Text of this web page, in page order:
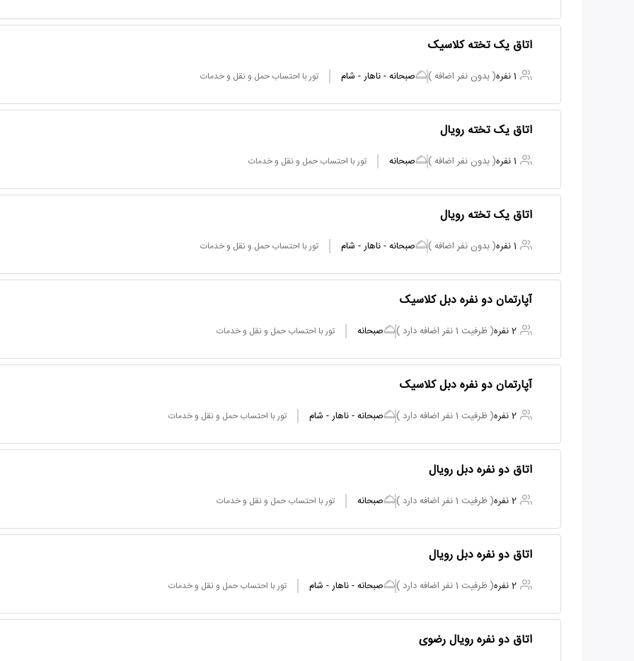
اتاق یک تخته کلاسیک
1 نفره ( بدون نفر اضافه ) صبحانه - ناهار - شام تور با احتساب حمل و نقل و خدمات
اتاق یک تخته رویال
1 نفره ( بدون نفر اضافه ) صبحانه تور با احتساب حمل و نقل و خدمات
اتاق یک تخته رویال
1 نفره ( بدون نفر اضافه ) صبحانه - ناهار - شام تور با احتساب حمل و نقل و خدمات
آپارتمان دو نفره دبل کلاسیک
2 نفره ( ظرفیت 1 نفر اضافه دارد ) صبحانه تور با احتساب حمل و نقل و خدمات
آپارتمان دو نفره دبل کلاسیک
2 نفره ( ظرفیت 1 نفر اضافه دارد ) صبحانه - ناهار - شام تور با احتساب حمل و نقل و خدمات
اتاق دو نفره دبل رویال
2 نفره ( ظرفیت 1 نفر اضافه دارد ) صبحانه تور با احتساب حمل و نقل و خدمات
اتاق دو نفره دبل رویال
2 نفره ( ظرفیت 1 نفر اضافه دارد ) صبحانه - ناهار - شام تور با احتساب حمل و نقل و خدمات
اتاق دو نفره رویال رضوی